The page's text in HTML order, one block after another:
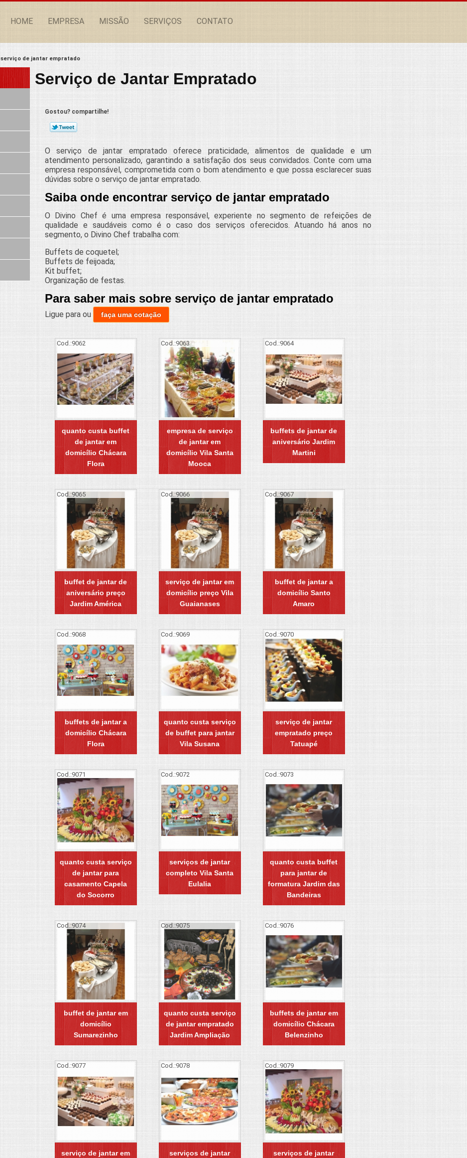
HOME EMPRESA MISSÃO SERVIÇOS CONTATO
serviço de jantar empratado
Serviço de Jantar Empratado
Gostou? compartilhe!
O serviço de jantar empratado oferece praticidade, alimentos de qualidade e um
atendimento personalizado, garantindo a satisfação dos seus convidados. Conte com uma
empresa responsável, comprometida com o bom atendimento e que possa esclarecer suas
dúvidas sobre o serviço de jantar empratado.
Saiba onde encontrar serviço de jantar empratado
O Divino Chef é uma empresa responsável, experiente no segmento de refeições de
qualidade e saudáveis como é o caso dos serviços oferecidos. Atuando há anos no
segmento, o Divino Chef trabalha com:
Buffets de coquetel;
Buffets de feijoada;
Kit buffet;
Organização de festas.
Para saber mais sobre serviço de jantar empratado
Ligue para ou faça uma cotação
Cod.:9062
quanto custa buffet
de jantar em
domicílio Chácara
Flora
Cod.:9063
empresa de serviço
de jantar em
domicílio Vila Santa
Mooca
Cod.:9064
buffets de jantar de
aniversário Jardim
Martini
Cod.:9065
buffet de jantar de
aniversário preço
Jardim América
Cod.:9066
serviço de jantar em
domicílio preço Vila
Guaianases
Cod.:9067
buffet de jantar a
domicílio Santo
Amaro
Cod.:9068
buffets de jantar a
domicílio Chácara
Flora
Cod.:9069
quanto custa serviço
de buffet para jantar
Vila Susana
Cod.:9070
serviço de jantar
empratado preço
Tatuapé
Cod.:9071
quanto custa serviço
de jantar para
casamento Capela
do Socorro
Cod.:9072
serviços de jantar
completo Vila Santa
Eulalia
Cod.:9073
quanto custa buffet
para jantar de
formatura Jardim das
Bandeiras
Cod.:9074
buffet de jantar em
domicílio
Sumarezinho
Cod.:9075
quanto custa serviço
de jantar empratado
Jardim Ampliação
Cod.:9076
buffets de jantar em
domicílio Chácara
Belenzinho
Cod.:9077
serviço de jantar em
Cod.:9078
serviços de jantar
Cod.:9079
serviços de jantar